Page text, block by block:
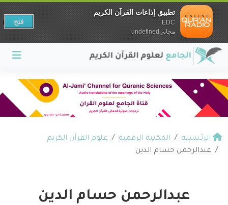
الرئيسية المكتبة الرقمية
علوم القرآن الكريم
عبدالرحمن حسام الدين
عبدالرحمن حسام الدين
تطبيق إذاعات القرآن الكريم
EDC
مجانيundefined
فتح